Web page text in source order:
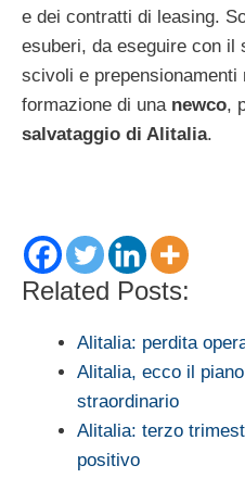
e dei contratti di leasing.
esuberi, da eseguire con il
scivoli e prepensionamenti
formazione di una newco,
salvataggio di Alitalia.
Related Posts:
Alitalia: perdita
Alitalia, ecco il
straordinario
Alitalia: terzo
positivo